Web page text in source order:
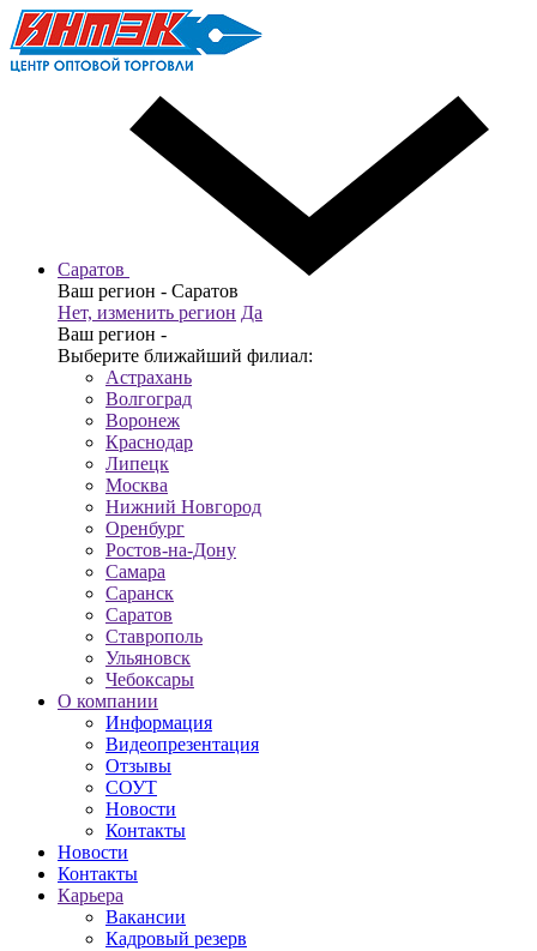
Саратов
Ваш регион - Саратов
Нет, изменить регион Да
Ваш регион -
Выберите ближайший филиал:
Астрахань
Волгоград
Воронеж
Краснодар
Липецк
Москва
Нижний Новгород
Оренбург
Ростов-на-Дону
Самара
Саранск
Саратов
Ставрополь
Ульяновск
Чебоксары
О компании
Информация
Видеопрезентация
Отзывы
СОУТ
Новости
Контакты
Новости
Контакты
Карьера
Вакансии
Кадровый резерв